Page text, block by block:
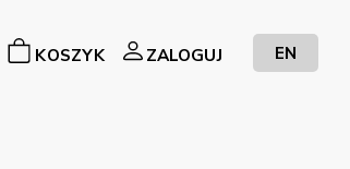
KOSZYK ZALOGUJ EN